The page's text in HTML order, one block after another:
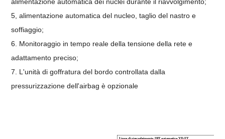
5, alimentazione automatica del nucleo, taglio del nastro e
soffiaggio;
6. Monitoraggio in tempo reale della tensione della rete e
adattamento preciso;
7. L'unità di goffratura del bordo controllata dalla
pressurizzazione dell'airbag è opzionale